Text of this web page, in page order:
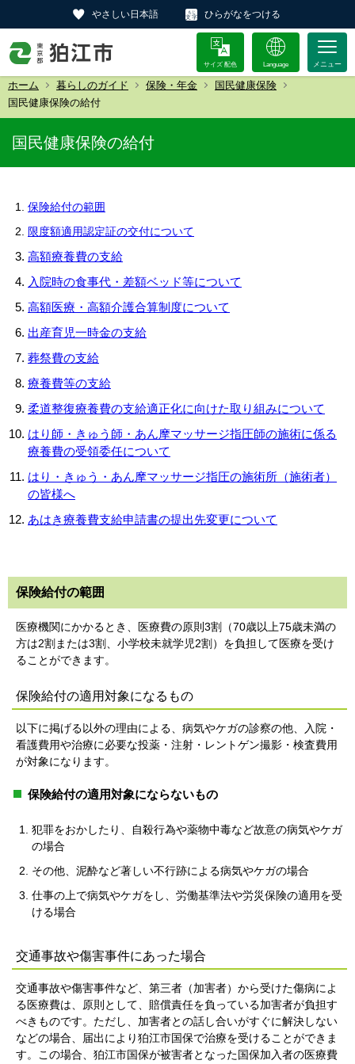
やさしい日本語 ひらがなをつける
サイズ 配色 Language
ホーム 暮らしのガイド 保険・年金
国民健康保険
国民健康保険の給付
国民健康保険の給付
保険給付の範囲
限度額適用認定証の交付について
高額療養費の支給
入院時の食事代・差額ベッド等について
高額医療・高額介護合算制度について
出産育児一時金の支給
葬祭費の支給
療養費等の支給
柔道整復療養費の支給適正化に向けた取り組みについて
はり師・きゅう師・あん摩マッサージ指圧師の施術に係る
療養費の受領委任について
はり・きゅう・あん摩マッサージ指圧の施術所（施術者）
の皆様へ
あはき療養費支給申請書の提出先変更について
保険給付の範囲
医療機関にかかるとき、医療費の原則3割（70歳以上75歳未満の
方は2割または3割、小学校未就学児2割）を負担して医療を受け
ることができます。
保険給付の適用対象になるもの
以下に掲げる以外の理由による、病気やケガの診察の他、入院・
看護費用や治療に必要な投薬・注射・レントゲン撮影・検査費用
が対象になります。
保険給付の適用対象にならないもの
犯罪をおかしたり、自殺行為や薬物中毒など故意の病気やケガ
の場合
その他、泥酔など著しい不行跡による病気やケガの場合
仕事の上で病気やケガをし、労働基準法や労災保険の適用を受
ける場合
交通事故や傷害事件にあった場合
交通事故や傷害事件など、第三者（加害者）から受けた傷病によ
る医療費は、原則として、賠償責任を負っている加害者が負担す
べきものです。ただし、加害者との話し合いがすぐに解決しない
などの場合、届出により狛江市国保で治療を受けることができま
す。この場合、狛江市国保が被害者となった国保加入者の医療費